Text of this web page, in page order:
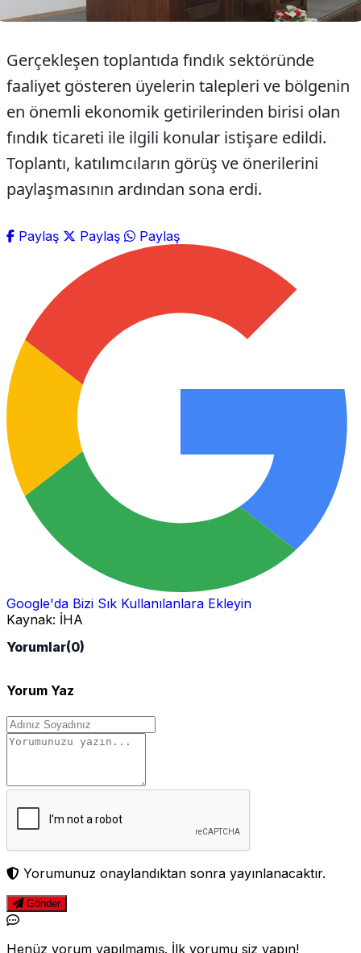
Gerçekleşen toplantıda fındık sektöründe
faaliyet gösteren üyelerin talepleri ve bölgenin
en önemli ekonomik getirilerinden birisi olan
fındık ticareti ile ilgili konular istişare edildi.
Toplantı, katılımcıların görüş ve önerilerini
paylaşmasının ardından sona erdi.
Paylaş Paylaş Paylaş
Google'da Bizi Sık Kullanılanlara Ekleyin
Kaynak: İHA
Yorumlar(0)
Yorum Yaz
Yorumunuz onaylandıktan sonra yayınlanacaktır.
Gönder
Henüz yorum yapılmamış. İlk yorumu siz yapın!